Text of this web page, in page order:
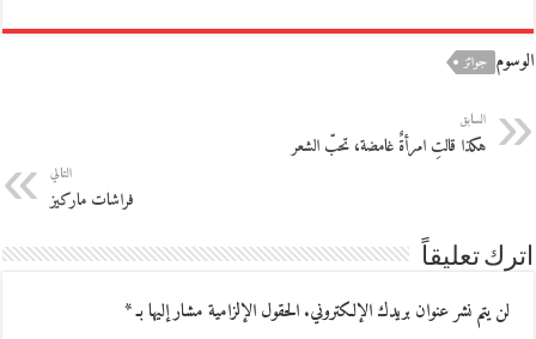
الوسوم جوائز
السابق
هكذا قالتِ امرأةٌ غامضة، تحبّ الشعر
التالي
فراشات ماركيز
اترك تعليقاً
لن يتم نشر عنوان بريدك الإلكتروني.الحقول الإلزامية مشار إليها بـ*